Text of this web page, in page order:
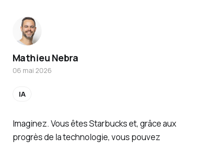
Imaginez. Vous êtes Starbucks et, grâce aux
progrès de la technologie, vous pouvez
Mathieu Nebra
06 mai 2026
IA